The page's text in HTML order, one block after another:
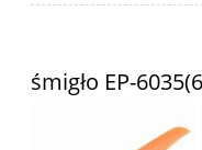
śmigło EP-